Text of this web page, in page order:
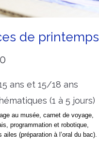
de printemps
ans et 15/18 ans
(1 à 5 jours)
au musée, carnet de voyage,
programmation et robotique,
ailes (préparation à l’oral du bac).